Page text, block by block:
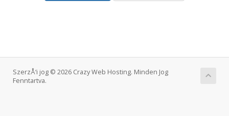
SzerzÅ‘i jog © 2026 Crazy Web Hosting. Minden Jog
Fenntartva.